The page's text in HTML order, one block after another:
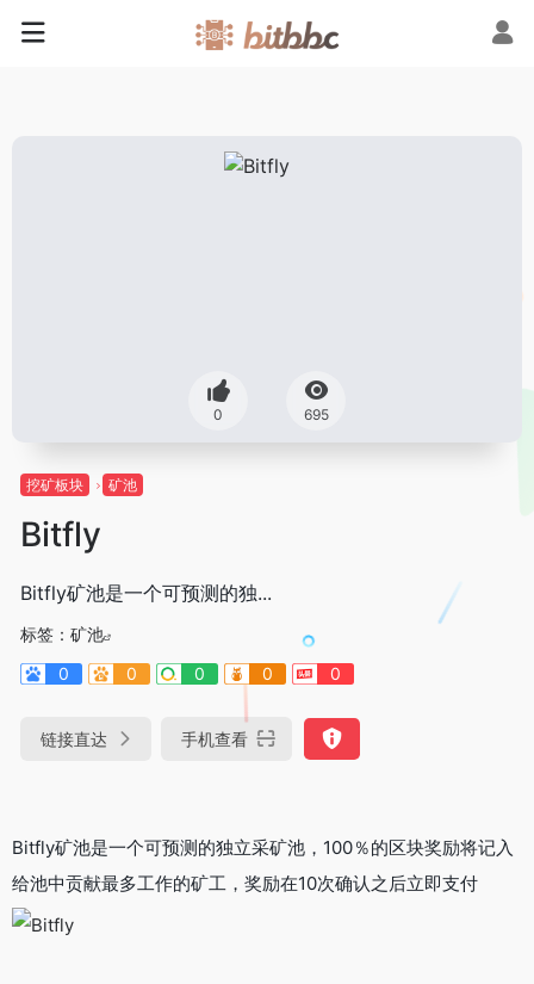
0 695
挖矿板块 矿池
Bitfly
Bitfly矿池是一个可预测的独...
标签： 矿池
0
0 0 0 0
链接直达 手机查看
Bitfly矿池是一个可预测的独立采矿池，100％的区块奖励将记入
给池中贡献最多工作的矿工，奖励在10次确认之后立即支付